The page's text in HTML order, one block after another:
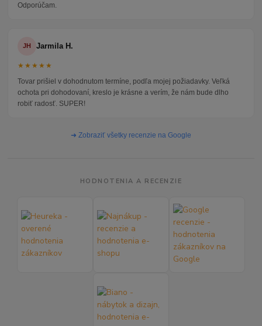
Odporúčam.
JH Jarmila H.
★★★★★
Tovar prišiel v dohodnutom termíne, podľa mojej požiadavky. Veľká
ochota pri dohodovaní, kreslo je krásne a verím, že nám bude dlho
robiť radosť. SUPER!
➜ Zobraziť všetky recenzie na Google
HODNOTENIA A RECENZIE